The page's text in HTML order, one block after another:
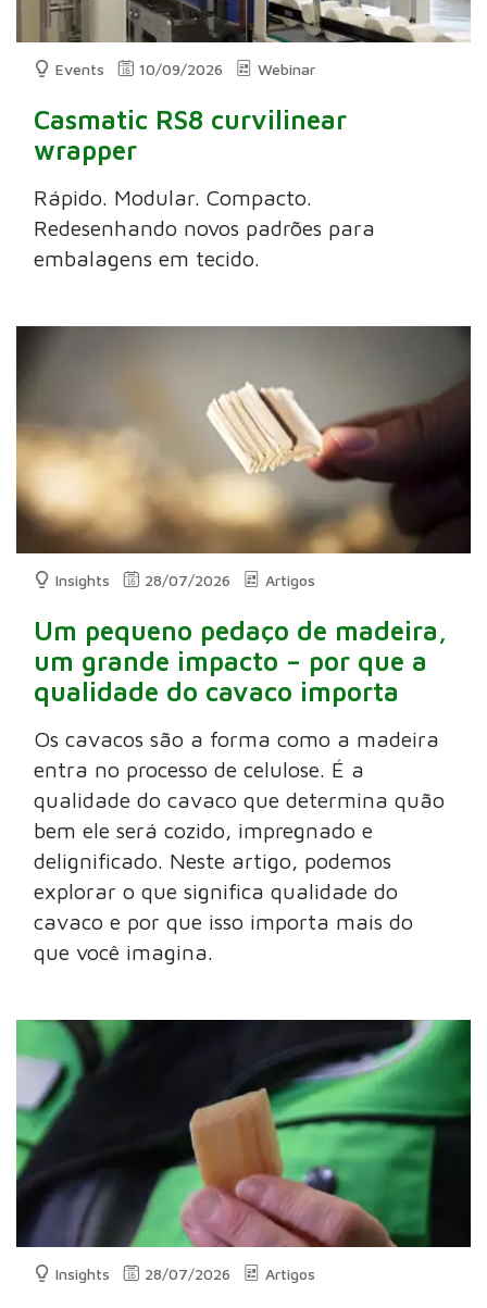
Events 10/09/2026 Webinar
Casmatic RS8 curvilinear
wrapper
Rápido. Modular. Compacto.
Redesenhando novos padrões para
embalagens em tecido.
Insights 28/07/2026 Artigos
Um pequeno pedaço de madeira,
um grande impacto – por que a
qualidade do cavaco importa
Os cavacos são a forma como a madeira
entra no processo de celulose. É a
qualidade do cavaco que determina quão
bem ele será cozido, impregnado e
delignificado. Neste artigo, podemos
explorar o que significa qualidade do
cavaco e por que isso importa mais do
que você imagina.
Insights 28/07/2026 Artigos